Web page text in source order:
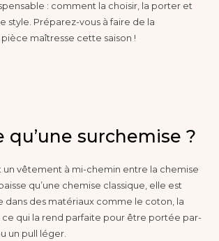
: comment la choisir, la porter et
style. Préparez-vous à faire de la
maîtresse cette saison !
qu’une surchemise ?
un vêtement à mi-chemin entre la chemise
qu’une chemise classique, elle est
dans des matériaux comme le coton, la
ce qui la rend parfaite pour être portée par-
un pull léger.